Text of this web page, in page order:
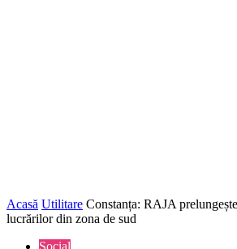
Acasă Utilitare Constanța: RAJA
lucrărilor din zona de sud
Social